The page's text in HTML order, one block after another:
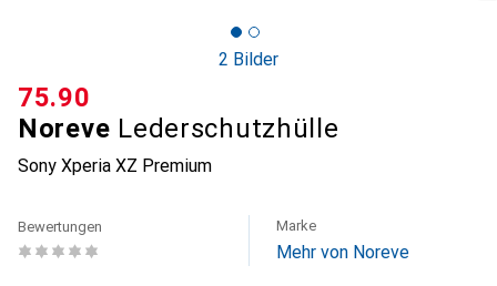
2 Bilder
Noreve Lederschutzhülle
Sony Xperia XZ Premium
CHF
75.90
Bewertungen Marke
Mehr von Noreve